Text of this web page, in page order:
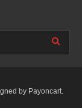
by Payoncart.